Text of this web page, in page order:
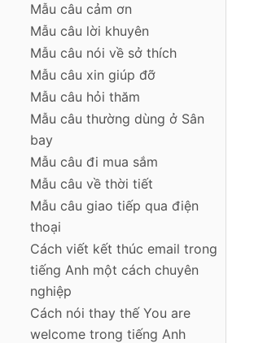
Mẫu câu cảm ơn
Mẫu câu lời khuyên
Mẫu câu nói về sở thích
Mẫu câu xin giúp đỡ
Mẫu câu hỏi thăm
Mẫu câu thường dùng ở Sân
bay
Mẫu câu đi mua sắm
Mẫu câu về thời tiết
Mẫu câu giao tiếp qua điện
thoại
Cách viết kết thúc email trong
tiếng Anh một cách chuyên
nghiệp
Cách nói thay thế You are
welcome trong tiếng Anh